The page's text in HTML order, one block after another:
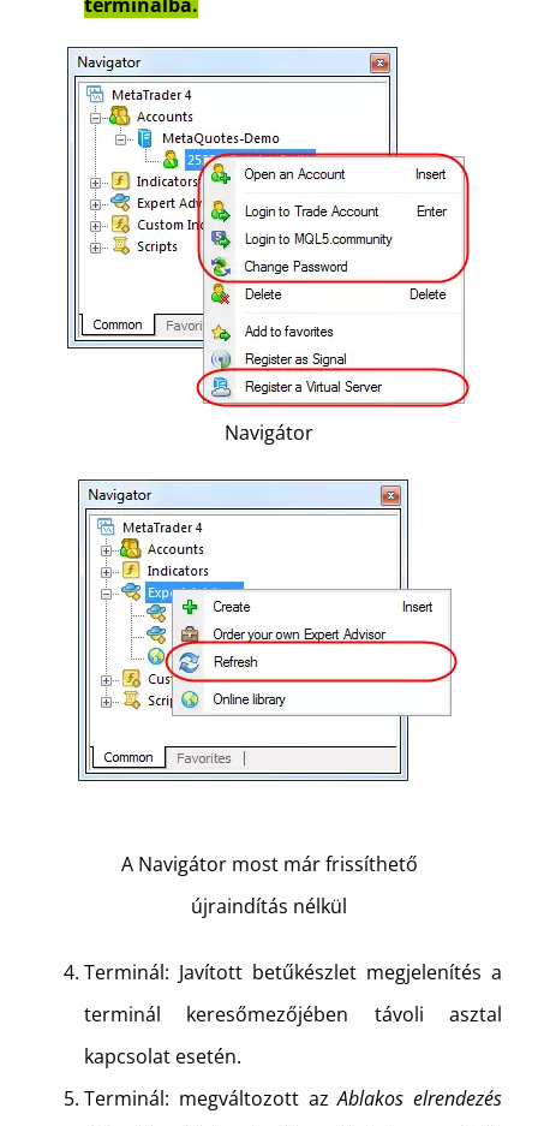
Navigátor
A Navigátor most már frissíthető
újraindítás nélkül
Terminál: Javított betűkészlet megjelenítés a
terminál keresőmezőjében távoli asztal
kapcsolat esetén.
Terminál: megváltozott azAblakos elrendezés